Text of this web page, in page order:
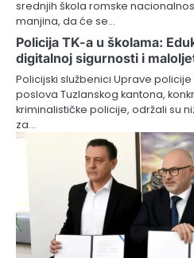
srednjih škola romske
manjina, da će se…
Policija TK-a u školama:
digitalnoj sigurnosti i
Policijski službenici Uprave
poslova Tuzlanskog kantona,
kriminalističke policije, održali su
za…